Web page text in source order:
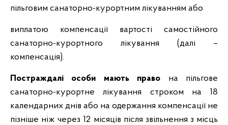
пільговим санаторно-курортним лікуванням або
виплатою компенсації вартості самостійного
санаторно-курортного лікування (далі –
компенсація).
Постраждалі особи мають право на пільгове
санаторно-курортне лікування строком на 18
календарних днів або на одержання компенсації не
пізніше ніж через 12 місяців після звільнення з місць